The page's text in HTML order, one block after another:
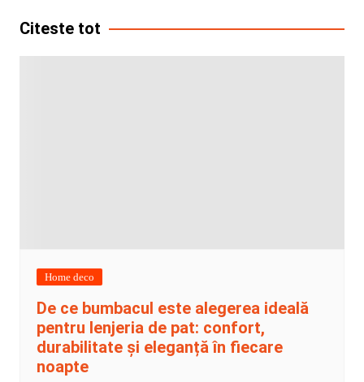
articole
Citeste tot
Home deco
De ce bumbacul este alegerea ideală
pentru lenjeria de pat: confort,
durabilitate și eleganță în fiecare
noapte